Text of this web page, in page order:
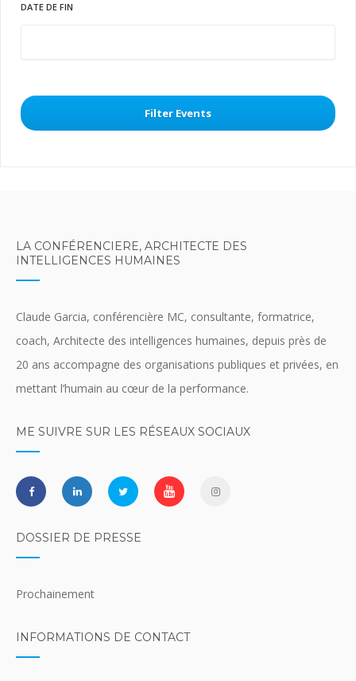
DATE DE FIN
Filter Events
LA CONFÉRENCIERE, ARCHITECTE DES
INTELLIGENCES HUMAINES
Claude Garcia, conférencière MC, consultante, formatrice,
coach, Architecte des intelligences humaines, depuis près de
20 ans accompagne des organisations publiques et privées, en
mettant l’humain au cœur de la performance.
ME SUIVRE SUR LES RÉSEAUX SOCIAUX
DOSSIER DE PRESSE
Prochainement
INFORMATIONS DE CONTACT